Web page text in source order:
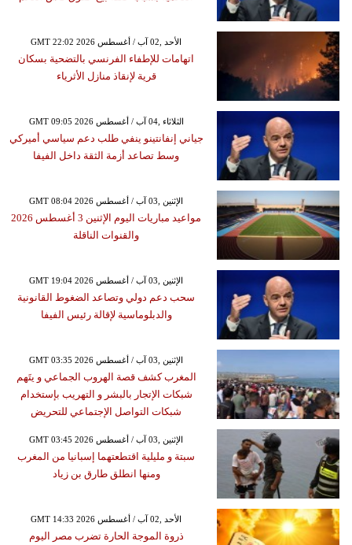
GMT 22:02 2026 الأحد ,02 آب / أغسطس
اتهامات للإطفاء الفرنسي بالتضحية بسكان
قرية لإنقاذ منازل الأثرياء
GMT 09:05 2026 الثلاثاء ,04 آب / أغسطس
جياني إنفانتينو ينفي طلب دعم سياسي أميركي
وسط تصاعد أزمة الثقة داخل الفيفا
GMT 08:04 2026 الإثنين ,03 آب / أغسطس
مواعيد مباريات اليوم الإثنين 3 أغسطس 2026
والقنوات الناقلة
GMT 19:04 2026 الإثنين ,03 آب / أغسطس
سحب دعم دولي وتصاعد الضغوط القانونية
والدبلوماسية لإقالة رئيس الفيفا
GMT 03:35 2026 الإثنين ,03 آب / أغسطس
المغرب كشف قصة الهروب الجماعي و يتَهم
شبكات الإتجار بالبشر و التهريب بإستخدام
شبكات التواصل الإجتماعي للتحريض
GMT 03:45 2026 الإثنين ,03 آب / أغسطس
سبتة و مليلية اقتطعتهما إسبانيا من المغرب
ومنها انطلق طارق بن زياد
GMT 14:33 2026 الأحد ,02 آب / أغسطس
ذروة الموجة الحارة تضرب مصر اليوم